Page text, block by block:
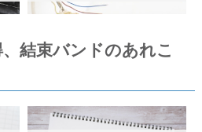
、結束バンドのあれこ